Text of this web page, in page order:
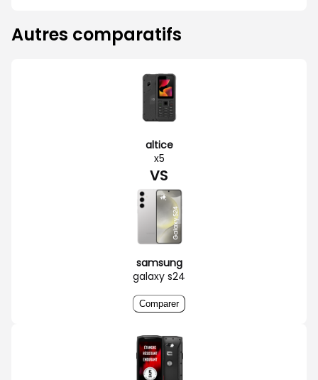
Autres comparatifs
altice
x5
VS
samsung
galaxy s24
Comparer